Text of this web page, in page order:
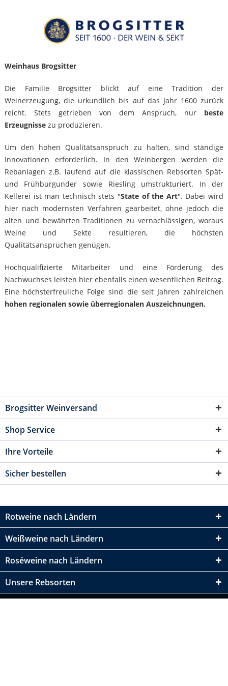
Weinhaus Brogsitter
Die Familie Brogsitter blickt auf eine Tradition der
Weinerzeugung, die urkundlich bis auf das Jahr 1600 zurück
reicht. Stets getrieben von dem Anspruch, nur beste
Erzeugnissezu produzieren.
Um den hohen Qualitätsanspruch zu halten, sind ständige
Innovationen erforderlich. In den Weinbergen werden die
Rebanlagen z.B. laufend auf die klassischen Rebsorten Spät-
und Frühburgunder sowie Riesling umstrukturiert. In der
Kellerei ist man technisch stets "State of the Art". Dabei wird
hier nach modernsten Verfahren gearbeitet, ohne jedoch die
alten und bewährten Traditionen zu vernachlässigen, woraus
Weine und Sekte resultieren, die höchsten
Qualitätsansprüchen genügen.
Hochqualifizierte Mitarbeiter und eine Förderung des
Nachwuchses leisten hier ebenfalls einen wesentlichen Beitrag.
Eine höchsterfreuliche Folge sind die seit Jahren zahlreichen
hohen regionalen sowie überregionalen Auszeichnungen.
Brogsitter Weinversand
Shop Service
Ihre Vorteile
Sicher bestellen
Rotweine nach Ländern
Weißweine nach Ländern
Roséweine nach Ländern
Unsere Rebsorten